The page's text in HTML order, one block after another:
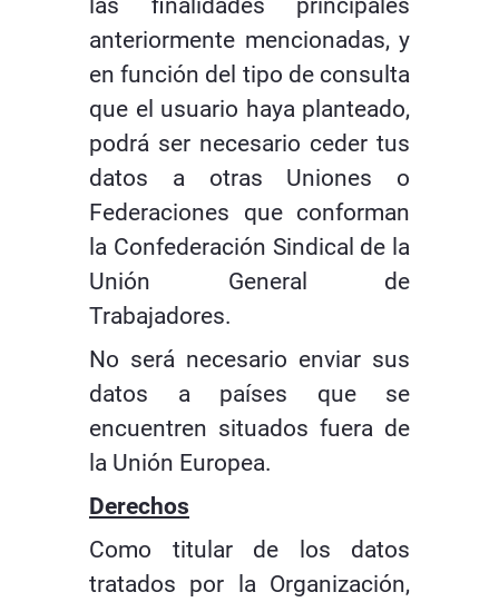
las finalidades principales
anteriormente mencionadas, y
en función del tipo de consulta
que el usuario haya planteado,
podrá ser necesario ceder tus
datos a otras Uniones o
Federaciones que conforman
la Confederación Sindical de la
Unión General de
Trabajadores.
No será necesario enviar sus
datos a países que se
encuentren situados fuera de
la Unión Europea.
Derechos
Como titular de los datos
tratados por la Organización,